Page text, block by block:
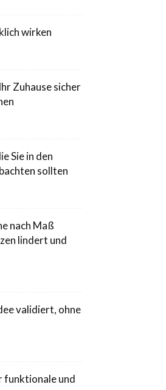
wirken
Zuhause sicher
Sie in den
sollten
nach Maß
lindert und
validiert, ohne
funktionale und